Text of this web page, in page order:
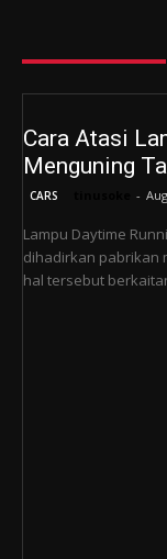
Cara Atasi
Menguning
CARS -
Lampu Daytime
dihadirkan pabrikan
hal tersebut